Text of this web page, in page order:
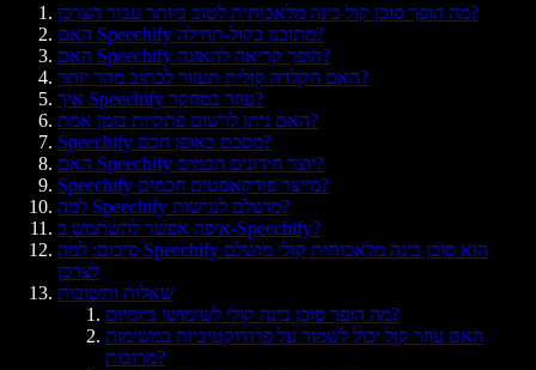
מה הופך סוכן קול בינה מלאכותית לטוב ביותר עבור הצרכן?
האם Speechify מתוכנן כקול-תחילה?
האם Speechify הופך קריאה להאזנה?
האם הקלדה קולית תעזור לכתוב מהר יותר?
איך Speechify עוזר במחקר?
האם ניתן לרשום פתקיות בזמן אמת?
Speechify מסכם באופן חכם?
האם Speechify יוצר חידונים חכמים?
Speechify מייצר פודקאסטים חכמים?
למה Speechify מושלם לנגישות?
איפה אפשר להשתמש ב-Speechify?
סיכום: למה Speechify הוא סוכן בינה מלאכותית קולי מושלם
לצרכן
שאלות ותשובות
מה הופך סוכן בינה קולי לשימושי ביומיום?
האם עוזר קול יכול לשמור על פרודוקטיביות במשימות
מרובות?